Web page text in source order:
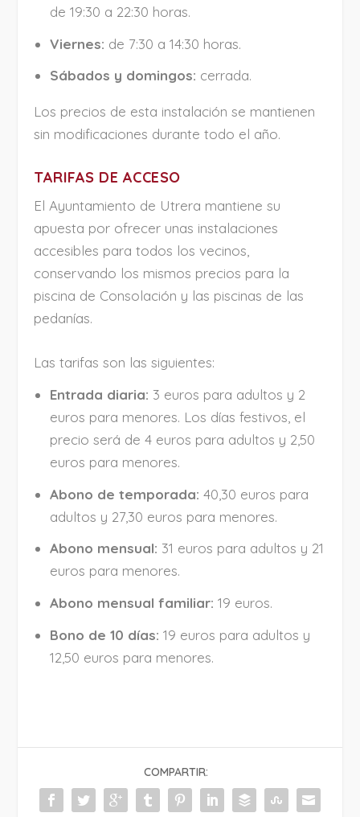
de 19:30 a 22:30 horas.
Viernes: de 7:30 a 14:30 horas.
Sábados y domingos: cerrada.
Los precios de esta instalación se mantienen
sin modificaciones durante todo el año.
TARIFAS DE ACCESO
El Ayuntamiento de Utrera mantiene su
apuesta por ofrecer unas instalaciones
accesibles para todos los vecinos,
conservando los mismos precios para la
piscina de Consolación y las piscinas de las
pedanías.
Las tarifas son las siguientes:
Entrada diaria: 3 euros para adultos y 2
euros para menores. Los días festivos, el
precio será de 4 euros para adultos y 2,50
euros para menores.
Abono de temporada: 40,30 euros para
adultos y 27,30 euros para menores.
Abono mensual: 31 euros para adultos y 21
euros para menores.
Abono mensual familiar: 19 euros.
Bono de 10 días: 19 euros para adultos y
12,50 euros para menores.
COMPARTIR: